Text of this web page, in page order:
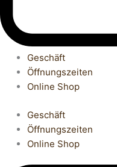
Geschäft
Öffnungszeiten
Online Shop
Geschäft
Öffnungszeiten
Online Shop